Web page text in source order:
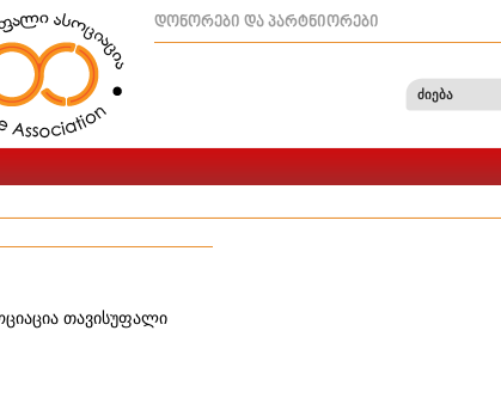
დონორები და პარტნიორები
თავისუფალი